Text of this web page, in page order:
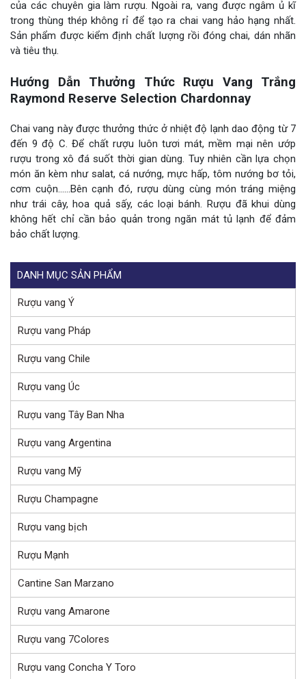
của các chuyên gia làm rượu. Ngoài ra, vang được ngâm ủ kĩ
trong thùng thép không rỉ để tạo ra chai vang hảo hạng nhất.
Sản phẩm được kiểm định chất lượng rồi đóng chai, dán nhãn
và tiêu thụ.
Hướng Dẫn Thưởng Thức Rượu Vang Trắng
Raymond Reserve Selection Chardonnay
Chai vang này được thưởng thức ở nhiệt độ lạnh dao động từ 7
đến 9 độ C. Để chất rượu luôn tươi mát, mềm mại nên ướp
rượu trong xô đá suốt thời gian dùng. Tuy nhiên cần lựa chọn
món ăn kèm như salat, cá nướng, mực hấp, tôm nướng bơ tỏi,
cơm cuộn……Bên cạnh đó, rượu dùng cùng món tráng miệng
như trái cây, hoa quả sấy, các loại bánh. Rượu đã khui dùng
không hết chỉ cần bảo quản trong ngăn mát tủ lạnh để đảm
bảo chất lượng.
DANH MỤC SẢN PHẨM
Rượu vang Ý
Rượu vang Pháp
Rượu vang Chile
Rượu vang Úc
Rượu vang Tây Ban Nha
Rượu vang Argentina
Rượu vang Mỹ
Rượu Champagne
Rượu vang bịch
Rượu Mạnh
Cantine San Marzano
Rượu vang Amarone
Rượu vang 7Colores
Rượu vang Concha Y Toro